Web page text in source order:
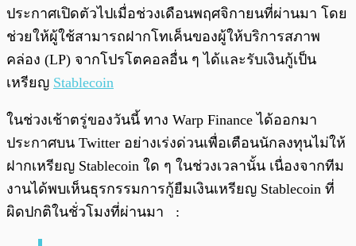
ประกาศเปิดตัวไปเมื่อช่วงเดือนพฤศจิกายนที่ผ่านมา โดย
ช่วยให้ผู้ใช้สามารถฝากโทเค็นของผู้ให้บริการสภาพ
คล่อง (LP) จากโปรโตคอลอื่น ๆ ได้และรับเงินกู้เป็น
เหรียญ Stablecoin
ในช่วงเช้าตรู่ของวันนี้ ทาง Warp Finance ได้ออกมา
ประกาศบน Twitter อย่างเร่งด่วนเพื่อเตือนนักลงทุนไม่ให้
ฝากเหรียญ Stablecoin ใด ๆ ในช่วงเวลานั้น เนื่องจากทีม
งานได้พบเห็นธุรกรรมการกู้ยืมเงินเหรียญ Stablecoin ที่
ผิดปกติในชั่วโมงที่ผ่านมา :